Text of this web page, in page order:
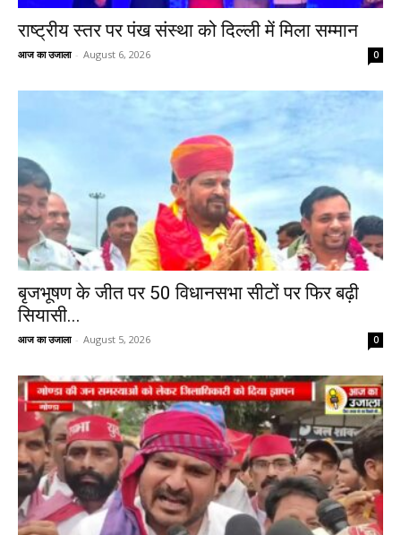
राष्ट्रीय स्तर पर पंख संस्था को दिल्ली में मिला सम्मान
आज का उजाला - August 6, 2026 0
बृजभूषण के जीत पर 50 विधानसभा सीटों पर फिर बढ़ी
सियासी...
आज का उजाला - August 5, 2026 0